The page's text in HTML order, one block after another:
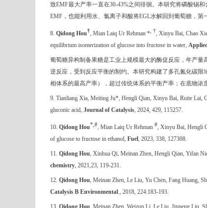
致EMF最大产率一直在30-43%之间徘徊。本研究将磷酸锡
EMF ，也能利用水、氯离子和酸将EGL水解回到葡萄糖，第
8. Qidong Hou†, Mian Laiq Ur Rehman *, †, Xinyu Bai, Chao
equilibrium isomerization of glucose into fructose in water,
葡萄糖异构制备果糖是工业上规模最大的酶促反应，年产
逆反应，受到反应平衡的制约。本研究构建了多孔氮化碳
相体系的最高产率），超过传统体系的平衡产率；在底物浓
9. Tianliang Xia, Meiting Ju*, Hengli Qian, Xinyu Bai, Ruite Lai,
gluconic acid, Journal of Catalysis, 2024, 429, 115257.
10. Qidong Hou*,#, Mian Laiq Ur Rehman #, Xinyu Bai, Hengli
of glucose to fructose in ethanol, Fuel, 2023, 338, 127308.
11. Qidong Hou, Xinhua Qi, Meinan Zhen, Hengli Qian, Yifan
chemistry, 2021,23, 119-231.
12. Qidong Hou, Meinan Zhen, Le Liu, Yu Chen, Fang Huang,
Catalysis B Environmental., 2018, 224:183-193.
13. Qidong Hou Meinan Zhen Weizun Li Le Liu Jinpeng Liu